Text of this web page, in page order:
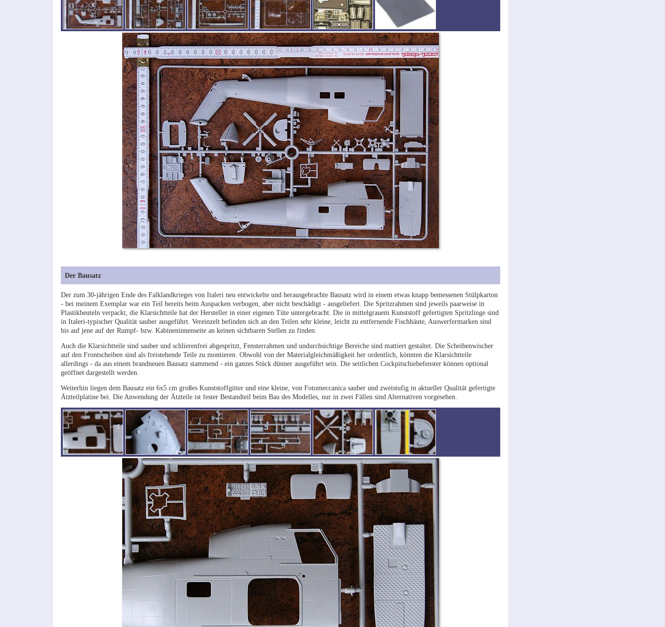
Der Bausatz
Der zum 30-jährigen Ende des Falklandkrieges von Italeri neu entwickelte und herausgebrachte Bausatz wird in einem etwas knapp bemessenen Stülpkarton
- bei meinem Exemplar war ein Teil bereits beim Auspacken verbogen, aber nicht beschädigt - ausgeliefert. Die Spritzrahmen sind jeweils paarweise in
Plastikbeuteln verpackt, die Klarsichtteile hat der Hersteller in einer eigenen Tüte untergebracht. Die in mittelgrauem Kunststoff gefertigten Spritzlinge sind
in Italeri-typischer Qualität sauber ausgeführt. Vereinzelt befinden sich an den Teilen sehr kleine, leicht zu entfernende Fischhäute, Auswerfermarken sind
bis auf jene auf der Rumpf- bzw. Kabineninnenseite an keinen sichtbaren Stellen zu finden.
Auch die Klarsichtteile sind sauber und schlierenfrei abgespritzt, Fensterrahmen und undurchsichtige Bereiche sind mattiert gestaltet. Die Scheibenwischer
auf den Frontscheiben sind als freistehende Teile zu montieren. Obwohl von der Materialgleichmäßigkeit her ordentlich, könnten die Klarsichtteile
allerdings - da aus einem brandneuen Bausatz stammend - ein ganzes Stück dünner ausgeführt sein. Die seitlichen Cockpitschiebefenster können optional
geöffnet dargestellt werden.
Weiterhin liegen dem Bausatz ein 6x5 cm großes Kunststoffgitter und eine kleine, von Fotomeccanica sauber und zweistufig in aktueller Qualität gefertigte
Ätzteilplatine bei. Die Anwendung der Ätzteile ist fester Bestandteil beim Bau des Modelles, nur in zwei Fällen sind Alternativen vorgesehen.